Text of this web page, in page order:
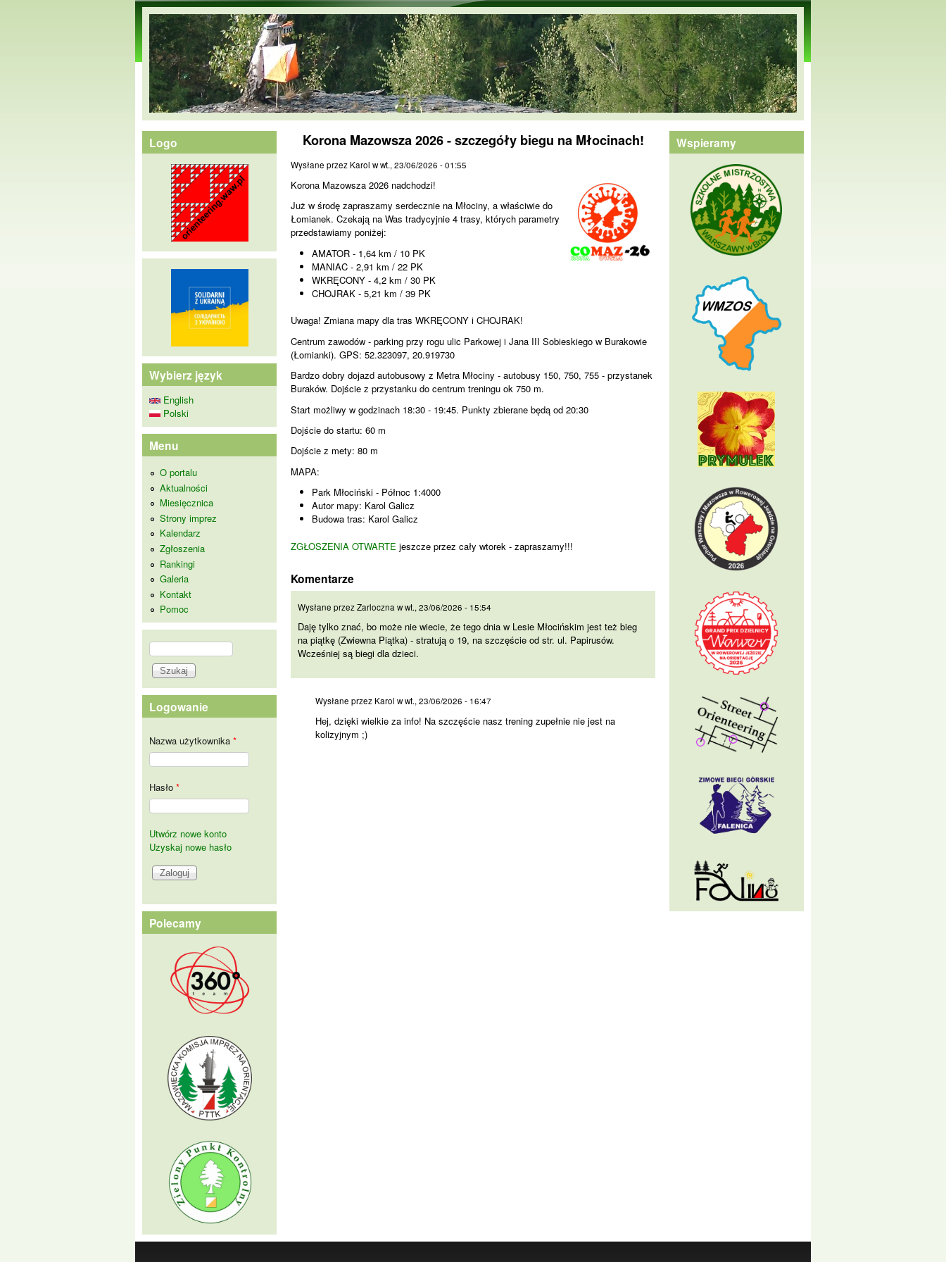
Przejdź do treści
orienteering.waw.pl
Korona Mazowsza 2026 - szczegóły biegu na Młocinach!
Wysłane przez Karol wwt., 23/06/2026 - 01:55
Korona Mazowsza 2026 nadchodzi!
Już w środę zapraszamy serdecznie na Młociny, a właściwie do
Łomianek. Czekają na Was tradycyjnie 4 trasy, których parametry
przedstawiamy poniżej:
AMATOR - 1,64 km / 10 PK
MANIAC - 2,91 km / 22 PK
WKRĘCONY - 4,2 km / 30 PK
CHOJRAK - 5,21 km / 39 PK
Uwaga! Zmiana mapy dla tras WKRĘCONY i CHOJRAK!
Centrum zawodów - parking przy rogu ulic Parkowej i Jana III Sobieskiego w Burakowie
(Łomianki). GPS: 52.323097, 20.919730
Bardzo dobry dojazd autobusowy z Metra Młociny - autobusy 150, 750, 755 - przystanek
Buraków. Dojście z przystanku do centrum treningu ok 750 m.
Start możliwy w godzinach 18:30 - 19:45. Punkty zbierane będą od 20:30
Dojście do startu: 60 m
Dojście z mety: 80 m
MAPA:
Park Młociński - Północ 1:4000
Autor mapy: Karol Galicz
Budowa tras: Karol Galicz
ZGŁOSZENIA OTWARTE jeszcze przez cały wtorek - zapraszamy!!!
Komentarze
Daję tylko znać, bo może nie
Wysłane przezZarloczna wwt., 23/06/2026 - 15:54
Daję tylko znać, bo może nie wiecie, że tego dnia w Lesie Młocińskim jest też bieg
na piątkę (Zwiewna Piątka) - stratują o 19, na szczęście od str. ul. Papirusów.
Wcześniej są biegi dla dzieci.
Hej, dzięki wielkie za info!
Wysłane przez Karol wwt., 23/06/2026 - 16:47
Hej, dzięki wielkie za info! Na szczęście nasz trening zupełnie nie jest na
kolizyjnym ;)
Logo
Wybierz język
English
Polski
Menu
O portalu
Aktualności
Miesięcznica
Strony imprez
Kalendarz
Zgłoszenia
Rankingi
Galeria
Kontakt
Pomoc
Formularz wyszukiwania
Szukaj
Logowanie
Nazwa użytkownika *
Hasło *
Utwórz nowe konto
Uzyskaj nowe hasło
Polecamy
Wspieramy